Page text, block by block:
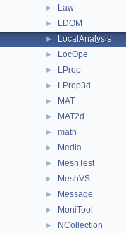
► Law
► LDOM
► LocalAnalysis
► LocOpe
► LProp
► LProp3d
► MAT
► MAT2d
► math
► Media
► MeshTest
► MeshVS
► Message
► MoniTool
► NCollection